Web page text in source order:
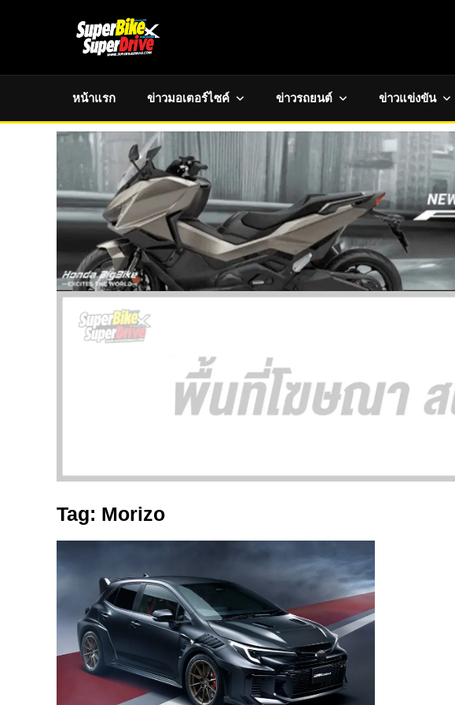
หน้าแรก ข่าวมอเตอร์ไซค์ ข่าวรถยนต์ ข่าวแข่งขัน
Tag: Morizo